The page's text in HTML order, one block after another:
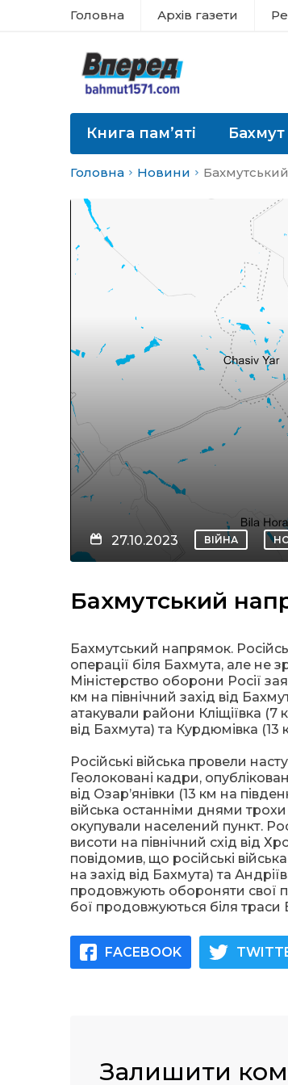
Головна Архів газети
Книга пам’яті Бахмут
Головна Новини
27.10.2023 ВІЙНА
Бахмутський
Бахмутський напрямок.
операції біля Бахмута, але не
Міністерство оборони Росії
км на північний захід від
атакували райони Кліщіївка (7
від Бахмута) та Курдюмівка (13
Російські війська провели
Геолоковані кадри,
від Озар’янівки (13 км на
війська останніми днями
окупували населений пункт.
висоти на північний схід від
повідомив, що російські
на захід від Бахмута) та
продовжують обороняти свої
бої продовжуються біля траси
FACEBOOK
Залишити